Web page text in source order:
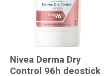
Nivea Derma Dry
Control 96h deostick